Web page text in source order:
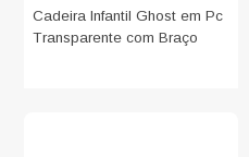
Cadeira Infantil Ghost em Pc
Transparente com Braço